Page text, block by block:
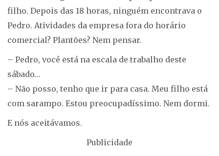
filho. Depois das 18 horas, ninguém encontrava o
Pedro. Atividades da empresa fora do horário
comercial? Plantões? Nem pensar.
– Pedro, você está na escala de trabalho deste
sábado…
– Não posso, tenho que ir para casa. Meu filho está
com sarampo. Estou preocupadíssimo. Nem dormi.
E nós aceitávamos.
Publicidade